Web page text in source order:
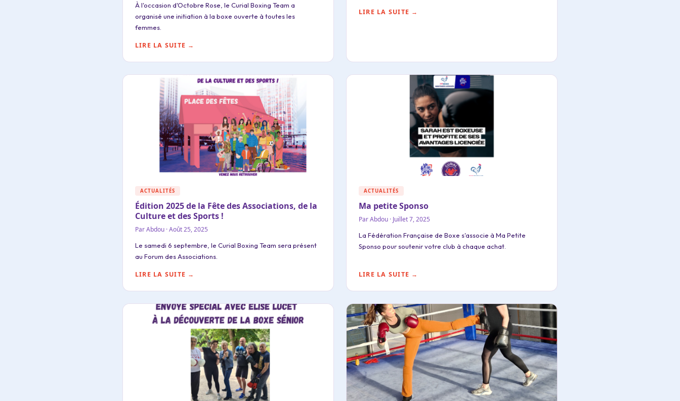
À l'occasion d'Octobre Rose, le Curial Boxing Team a
organisé une initiation à la boxe ouverte à toutes les
femmes.
LIRE LA SUITE →
LIRE LA SUITE →
ACTUALITÉS
Édition 2025 de la Fête des Associations, de la
Culture et des Sports !
Par Abdou · Août 25, 2025
Le samedi 6 septembre, le Curial Boxing Team sera présent
au Forum des Associations.
LIRE LA SUITE →
ACTUALITÉS
Ma petite Sponso
Par Abdou · Juillet 7, 2025
La Fédération Française de Boxe s'associe à Ma Petite
Sponso pour soutenir votre club à chaque achat.
LIRE LA SUITE →